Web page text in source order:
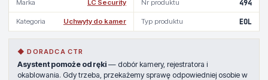
Marka LC Security Nr produktu 494
Kategoria Uchwyty do kamer Typ produktu EOL
◆ DORADCA CTR
Asystent pomoże od ręki — dobór kamery, rejestratora i
okablowania. Gdy trzeba, przekażemy sprawę odpowiedniej osobie w